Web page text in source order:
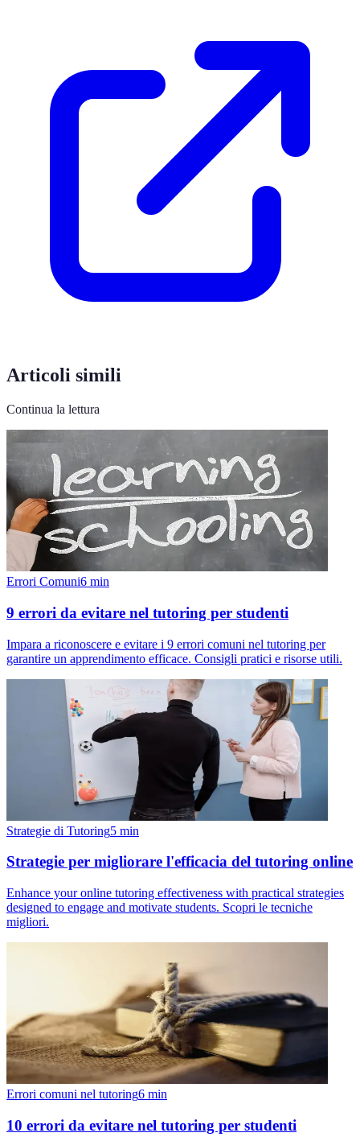
Articoli simili
Continua la lettura
Errori Comuni6 min
9 errori da evitare nel tutoring per studenti
Impara a riconoscere e evitare i 9 errori comuni nel tutoring per
garantire un apprendimento efficace. Consigli pratici e risorse utili.
Strategie di Tutoring5 min
Strategie per migliorare l'efficacia del tutoring online
Enhance your online tutoring effectiveness with practical strategies
designed to engage and motivate students. Scopri le tecniche
migliori.
Errori comuni nel tutoring6 min
10 errori da evitare nel tutoring per studenti